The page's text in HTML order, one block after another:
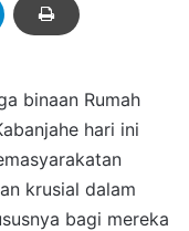
binaan Rumah
hari ini
krusial dalam
bagi mereka